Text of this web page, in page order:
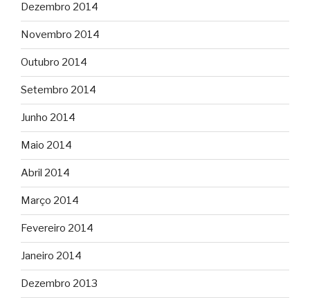
Dezembro 2014
Novembro 2014
Outubro 2014
Setembro 2014
Junho 2014
Maio 2014
Abril 2014
Março 2014
Fevereiro 2014
Janeiro 2014
Dezembro 2013